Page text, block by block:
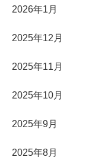
2026年1月
2025年12月
2025年11月
2025年10月
2025年9月
2025年8月